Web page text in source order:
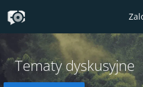
Tematy dyskusyjne